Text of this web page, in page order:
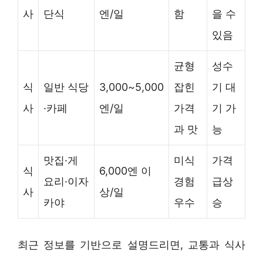
사
단식
엔/일
함
을 수
있음
식
사
일반 식당
·카페
3,000~5,000
엔/일
균형
잡힌
가격
과 맛
성수
기 대
기 가
능
식
사
맛집·게
요리·이자
카야
6,000엔 이
상/일
미식
경험
우수
가격
급상
승
최근 정보를 기반으로 설명드리면, 교통과 식사